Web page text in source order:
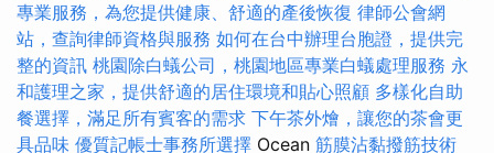
專業服務，為您提供健康、舒適的產後恢復 律師公會網
站，查詢律師資格與服務 如何在台中辦理台胞證，提供完
整的資訊 桃園除白蟻公司，桃園地區專業白蟻處理服務 永
和護理之家，提供舒適的居住環境和貼心照顧 多樣化自助
餐選擇，滿足所有賓客的需求 下午茶外燴，讓您的茶會更
具品味 優質記帳士事務所選擇 Ocean 筋膜沾黏撥筋技術